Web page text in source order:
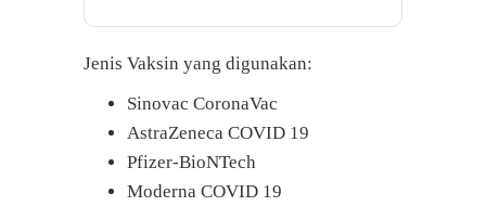
Jenis Vaksin yang digunakan:
Sinovac CoronaVac
AstraZeneca COVID 19
Pfizer-BioNTech
Moderna COVID 19